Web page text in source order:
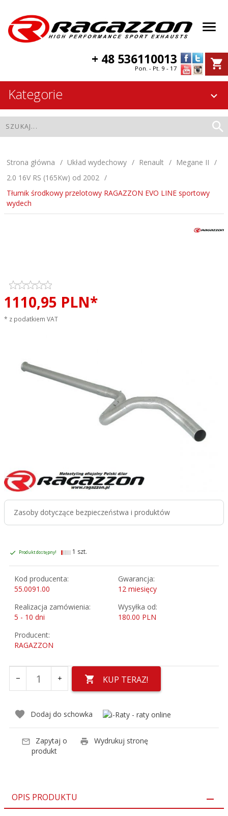
+ 48 536110013
Pon. - Pt. 9 - 17
Kategorie
Strona główna Układ wydechowy Renault
Megane II
2.0 16V RS (165Kw) od 2002
Tłumik środkowy przelotowy RAGAZZON EVO LINE sportowy
wydech
1110,95 PLN*
* z podatkiem VAT
Zasoby dotyczące bezpieczeństwa i produktów
Produkt dostępny! 1 szt.
Kod producenta:
55.0091.00
Gwarancja:
12 miesięcy
Realizacja zamówienia:
5 - 10 dni
Wysyłka od:
180.00 PLN
Producent:
RAGAZZON
KUP TERAZ!
Dodaj do schowka
Zapytaj o
produkt
Wydrukuj stronę
OPIS PRODUKTU